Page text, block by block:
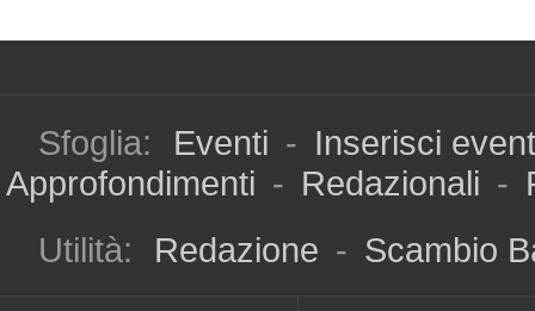
Sfoglia: Eventi - Inserisci
Approfondimenti - Redazionali -
Utilità:
Redazione - Scambio